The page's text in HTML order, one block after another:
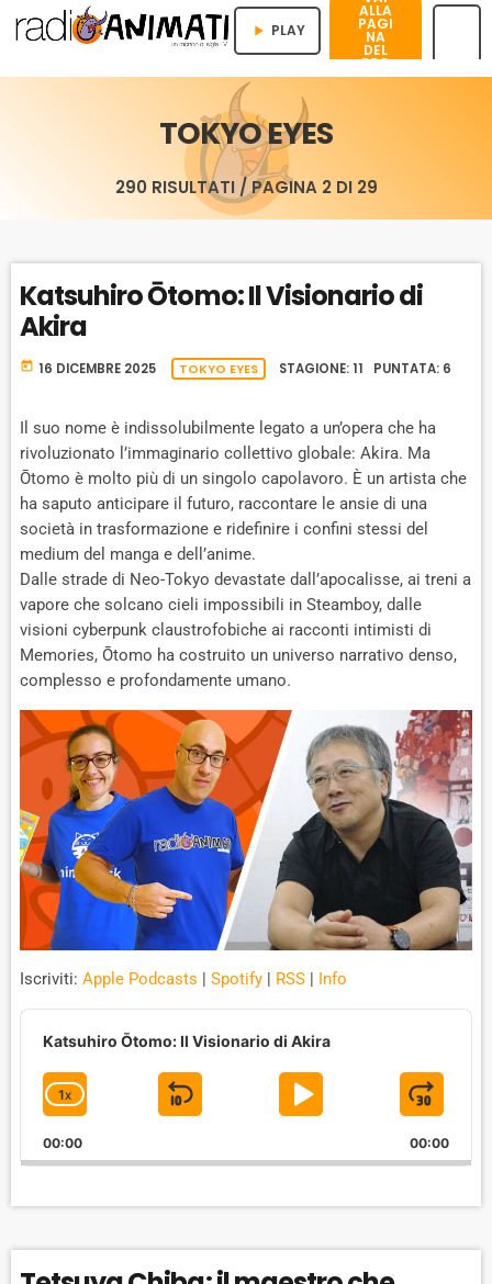
play_arrow PLAY
ALLA
PAGI
NA
DEL
PRO
GRA
TOKYO EYES
290 RISULTATI / PAGINA 2 DI 29
Katsuhiro Ōtomo: Il Visionario di
Akira
today 16 DICEMBRE 2025 TOKYO EYES STAGIONE: 11 PUNTATA: 6
Il suo nome è indissolubilmente legato a un’opera che ha
rivoluzionato l’immaginario collettivo globale: Akira. Ma
Ōtomo è molto più di un singolo capolavoro. È un artista che
ha saputo anticipare il futuro, raccontare le ansie di una
società in trasformazione e ridefinire i confini stessi del
medium del manga e dell’anime.
Dalle strade di Neo-Tokyo devastate dall’apocalisse, ai treni a
vapore che solcano cieli impossibili in Steamboy, dalle
visioni cyberpunk claustrofobiche ai racconti intimisti di
Memories, Ōtomo ha costruito un universo narrativo denso,
complesso e profondamente umano.
Iscriviti: Apple Podcasts Spotify RSS Info
A
a
e
Katsuhiro Ōtomo: Il Visionario di Akira
C
A
N
E
L
1X
S
I
P
A
P
A
Y
A
J
U
M
P
O
00:00 00:00